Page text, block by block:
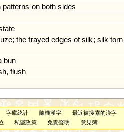
patterns on both sides
; the frayed edges of silk; silk torn
bun
, flush
字庫統計 隨機漢字
最近被搜索的漢字
私隱政策 免責聲明 意見簿